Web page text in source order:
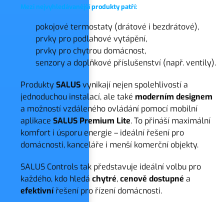
Mezi nejvyhledávanější produkty patří:
pokojové termostaty (drátové i bezdrátové),
prvky pro podlahové vytápění,
prvky pro chytrou domácnost,
senzory a doplňkové příslušenství (např. ventily).
ProduktySALUSvynikají nejen spolehlivostí a
jednoduchou instalací, ale také moderním designem
a možností vzdáleného ovládání pomocí mobilní
aplikaceSALUS Premium Lite. To přináší maximální
komfort i úsporu energie – ideální řešení pro
domácnosti, kanceláře i menší komerční objekty.
SALUS Controls tak představuje ideální volbu pro
každého, kdo hledáchytré,cenově dostupné a
efektivnířešení pro řízení domácnosti.